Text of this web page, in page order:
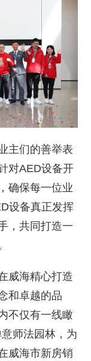
主们的善举表
对AED设备开
确保每一位业
设备真正发挥
，共同打造一
威海精心打造
和卓越的品
不仅有一线瞰
师法园林，为
威海市新房销